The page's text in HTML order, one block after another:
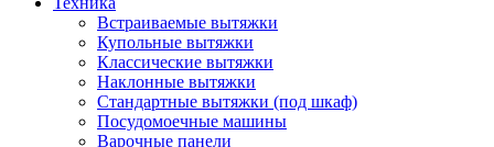
Встраиваемые вытяжки
Купольные вытяжки
Классические вытяжки
Наклонные вытяжки
Стандартные вытяжки (под шкаф)
Посудомоечные машины
Варочные панели